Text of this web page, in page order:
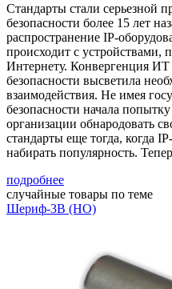
Стандарты стали серьезной
безопасности более 15 лет
распространение IP-
происходит с
Интернету. Конвергенция ИТ
безопасности высветила
взаимодействия. Не имея
безопасности начала
организации обнародовать
стандарты еще тогда, когда
набирать популярность.
подробнее
случайные товары по теме
Шериф-3В (НО)